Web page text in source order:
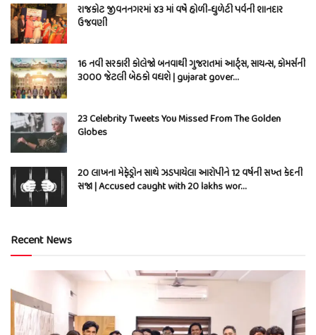
રાજકોટ જીવનનગરમાં ૪૩ માં વર્ષે હોળી-ધુળેટી પર્વની શાનદાર
ઉજવણી
16 નવી સરકારી કોલેજો બનવાથી ગુજરાતમાં આર્ટ્સ, સાયન્સ, કોમર્સની
3000 જેટલી બેઠકો વધશે | gujarat gover…
23 Celebrity Tweets You Missed From The Golden
Globes
20 લાખના મેફેડ્રોન સાથે ઝડપાયેલા આરોપીને 12 વર્ષની સખ્ત કેદની
સજા | Accused caught with 20 lakhs wor…
Recent News